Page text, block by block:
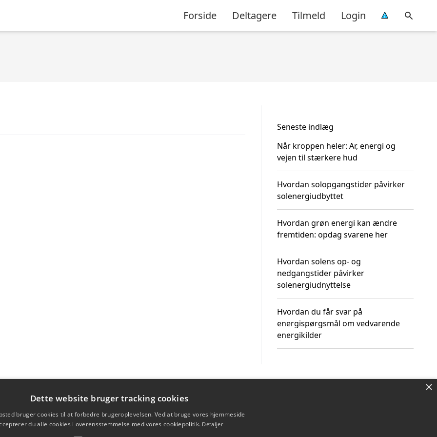
Forside Deltagere Tilmeld Login
Seneste indlæg
Når kroppen heler: Ar, energi og
vejen til stærkere hud
Hvordan solopgangstider påvirker
solenergiudbyttet
Hvordan grøn energi kan ændre
fremtiden: opdag svarene her
Hvordan solens op- og
nedgangstider påvirker
solenergiudnyttelse
Hvordan du får svar på
energispørgsmål om vedvarende
energikilder
×
Dette website bruger tracking cookies
bruger cookies til at forbedre brugeroplevelsen. Ved at bruge vores hjemmeside
du alle cookies i overensstemmelse med vores cookiepolitik. Detaljer